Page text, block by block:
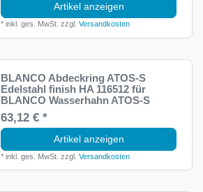
Artikel anzeigen
*inkl. ges. MwSt. zzgl.Versandkosten
BLANCO Abdeckring ATOS-S
Edelstahl finish HA 116512 für
BLANCO Wasserhahn ATOS-S
63,12 € *
Artikel anzeigen
*inkl. ges. MwSt. zzgl.Versandkosten